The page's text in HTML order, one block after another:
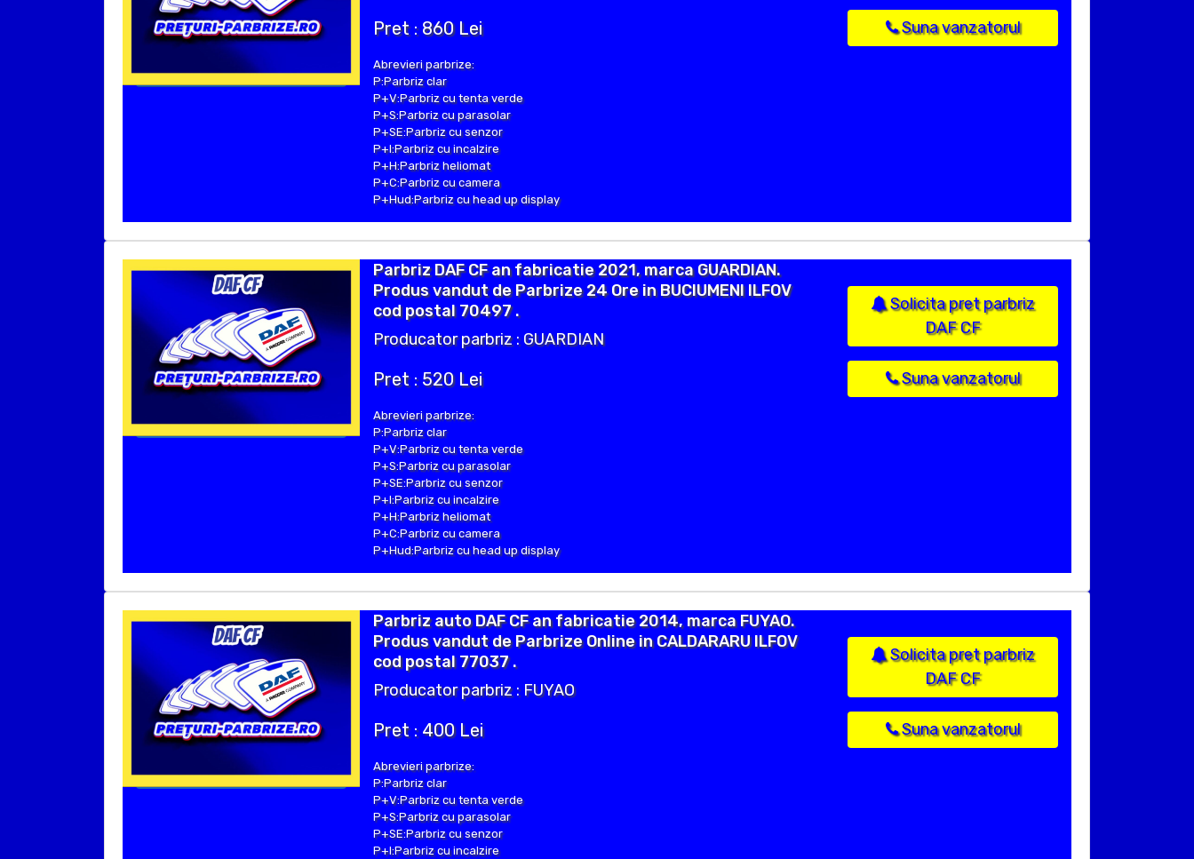
Pret : 860 Lei
Abrevieri parbrize:
P:Parbriz clar
P+V:Parbriz cu tenta verde
P+S:Parbriz cu parasolar
P+SE:Parbriz cu senzor
P+I:Parbriz cu incalzire
P+H:Parbriz heliomat
P+C:Parbriz cu camera
P+Hud:Parbriz cu head up display
Suna vanzatorul
Parbriz DAF CF an fabricatie 2021, marca GUARDIAN.
Produs vandut de Parbrize 24 Ore in BUCIUMENI ILFOV
cod postal 70497 .
Producator parbriz : GUARDIAN
Pret : 520 Lei
Abrevieri parbrize:
P:Parbriz clar
P+V:Parbriz cu tenta verde
P+S:Parbriz cu parasolar
P+SE:Parbriz cu senzor
P+I:Parbriz cu incalzire
P+H:Parbriz heliomat
P+C:Parbriz cu camera
P+Hud:Parbriz cu head up display
Solicita pret parbriz
DAF CF
Suna vanzatorul
Parbriz auto DAF CF an fabricatie 2014, marca FUYAO.
Produs vandut de Parbrize Online in CALDARARU ILFOV
cod postal 77037 .
Producator parbriz : FUYAO
Pret : 400 Lei
Abrevieri parbrize:
P:Parbriz clar
P+V:Parbriz cu tenta verde
P+S:Parbriz cu parasolar
P+SE:Parbriz cu senzor
P+I:Parbriz cu incalzire
Solicita pret parbriz
DAF CF
Suna vanzatorul